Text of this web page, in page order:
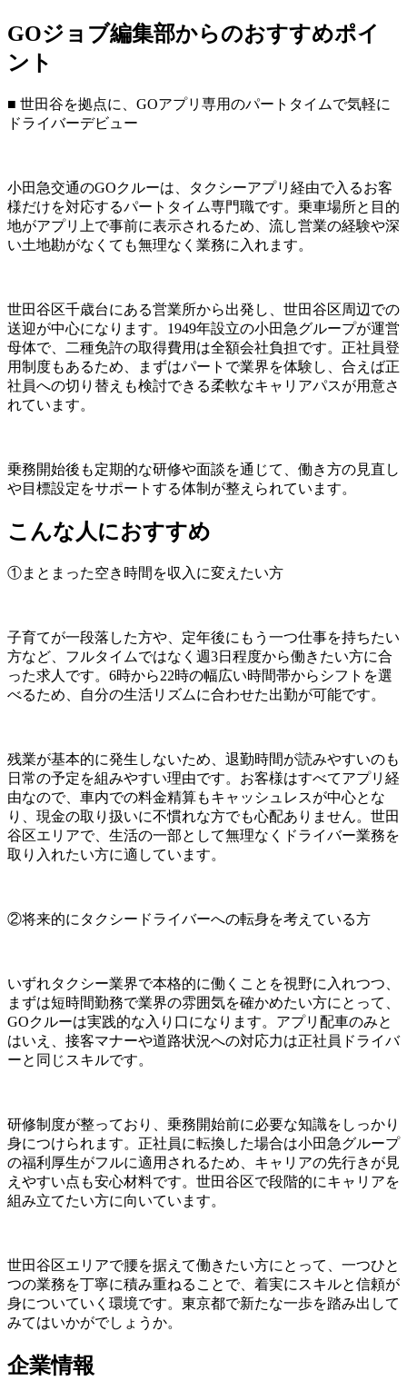
GOジョブ編集部からのおすすめポイ
ント
■ 世田谷を拠点に、GOアプリ専用のパートタイムで気軽に
ドライバーデビュー
小田急交通のGOクルーは、タクシーアプリ経由で入るお客
様だけを対応するパートタイム専門職です。乗車場所と目的
地がアプリ上で事前に表示されるため、流し営業の経験や深
い土地勘がなくても無理なく業務に入れます。
世田谷区千歳台にある営業所から出発し、世田谷区周辺での
送迎が中心になります。1949年設立の小田急グループが運営
母体で、二種免許の取得費用は全額会社負担です。正社員登
用制度もあるため、まずはパートで業界を体験し、合えば正
社員への切り替えも検討できる柔軟なキャリアパスが用意さ
れています。
乗務開始後も定期的な研修や面談を通じて、働き方の見直し
や目標設定をサポートする体制が整えられています。
こんな人におすすめ
①まとまった空き時間を収入に変えたい方
子育てが一段落した方や、定年後にもう一つ仕事を持ちたい
方など、フルタイムではなく週3日程度から働きたい方に合
った求人です。6時から22時の幅広い時間帯からシフトを選
べるため、自分の生活リズムに合わせた出勤が可能です。
残業が基本的に発生しないため、退勤時間が読みやすいのも
日常の予定を組みやすい理由です。お客様はすべてアプリ経
由なので、車内での料金精算もキャッシュレスが中心とな
り、現金の取り扱いに不慣れな方でも心配ありません。世田
谷区エリアで、生活の一部として無理なくドライバー業務を
取り入れたい方に適しています。
②将来的にタクシードライバーへの転身を考えている方
いずれタクシー業界で本格的に働くことを視野に入れつつ、
まずは短時間勤務で業界の雰囲気を確かめたい方にとって、
GOクルーは実践的な入り口になります。アプリ配車のみと
はいえ、接客マナーや道路状況への対応力は正社員ドライバ
ーと同じスキルです。
研修制度が整っており、乗務開始前に必要な知識をしっかり
身につけられます。正社員に転換した場合は小田急グループ
の福利厚生がフルに適用されるため、キャリアの先行きが見
えやすい点も安心材料です。世田谷区で段階的にキャリアを
組み立てたい方に向いています。
世田谷区エリアで腰を据えて働きたい方にとって、一つひと
つの業務を丁寧に積み重ねることで、着実にスキルと信頼が
身についていく環境です。東京都で新たな一歩を踏み出して
みてはいかがでしょうか。
企業情報